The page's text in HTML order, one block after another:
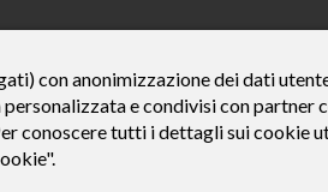
rappresentativo: Prezzo del bene € 800, Tan
media della prima rata a 90 giorni. Al fine
visione di tutte le condizioni economiche e
con anonimizzazione dei dati
e condivisi con partner
conoscere tutti i dettagli sui cookie